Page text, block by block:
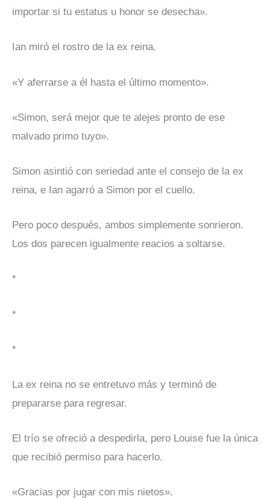
importar si tu estatus u honor se desecha».
Ian miró el rostro de la ex reina.
«Y aferrarse a él hasta el último momento».
«Simon, será mejor que te alejes pronto de ese
malvado primo tuyo».
Simon asintió con seriedad ante el consejo de la ex
reina, e Ian agarró a Simon por el cuello.
Pero poco después, ambos simplemente sonrieron.
Los dos parecen igualmente reacios a soltarse.
*
*
*
La ex reina no se entretuvo más y terminó de
prepararse para regresar.
El trío se ofreció a despedirla, pero Louise fue la única
que recibió permiso para hacerlo.
«Gracias por jugar con mis nietos».